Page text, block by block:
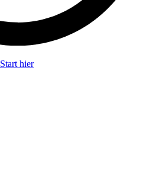
Start hier